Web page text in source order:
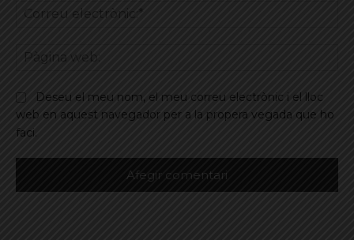
Deseu el meu nom, el meu correu electrònic i el lloc
web en aquest navegador per a la propera vegada que ho
faci.